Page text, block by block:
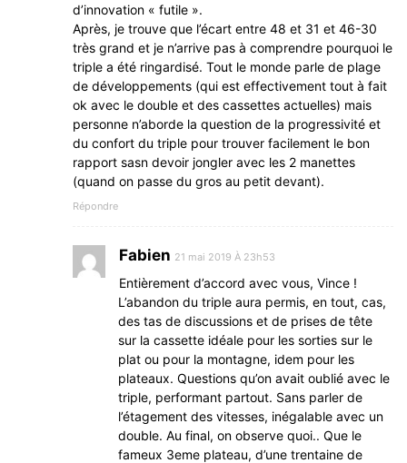
d’innovation « futile ».
Après, je trouve que l’écart entre 48 et 31 et 46-30
très grand et je n’arrive pas à comprendre pourquoi le
triple a été ringardisé. Tout le monde parle de plage
de développements (qui est effectivement tout à fait
ok avec le double et des cassettes actuelles) mais
personne n’aborde la question de la progressivité et
du confort du triple pour trouver facilement le bon
rapport sasn devoir jongler avec les 2 manettes
(quand on passe du gros au petit devant).
Répondre
Fabien 21 mai 2019 À 23h53
Entièrement d’accord avec vous, Vince !
L’abandon du triple aura permis, en tout, cas,
des tas de discussions et de prises de tête
sur la cassette idéale pour les sorties sur le
plat ou pour la montagne, idem pour les
plateaux. Questions qu’on avait oublié avec le
triple, performant partout. Sans parler de
l’étagement des vitesses, inégalable avec un
double. Au final, on observe quoi.. Que le
fameux 3eme plateau, d’une trentaine de